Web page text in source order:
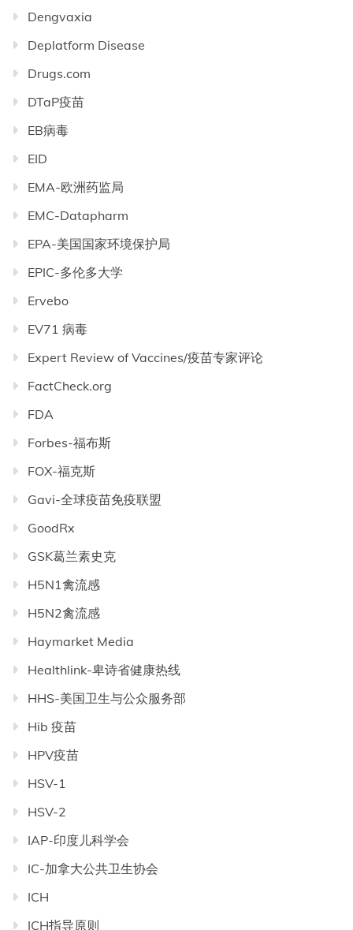
Dengvaxia
Deplatform Disease
Drugs.com
DTaP疫苗
EB病毒
EID
EMA-欧洲药监局
EMC-Datapharm
EPA-美国国家环境保护局
EPIC-多伦多大学
Ervebo
EV71 病毒
Expert Review of Vaccines/疫苗专家评论
FactCheck.org
FDA
Forbes-福布斯
FOX-福克斯
Gavi-全球疫苗免疫联盟
GoodRx
GSK葛兰素史克
H5N1禽流感
H5N2禽流感
Haymarket Media
Healthlink-卑诗省健康热线
HHS-美国卫生与公众服务部
Hib 疫苗
HPV疫苗
HSV-1
HSV-2
IAP-印度儿科学会
IC-加拿大公共卫生协会
ICH
ICH指导原则